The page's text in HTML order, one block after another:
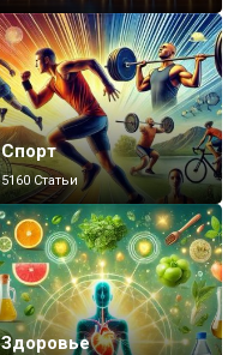
Спорт
5160 Статьи
Здоровье